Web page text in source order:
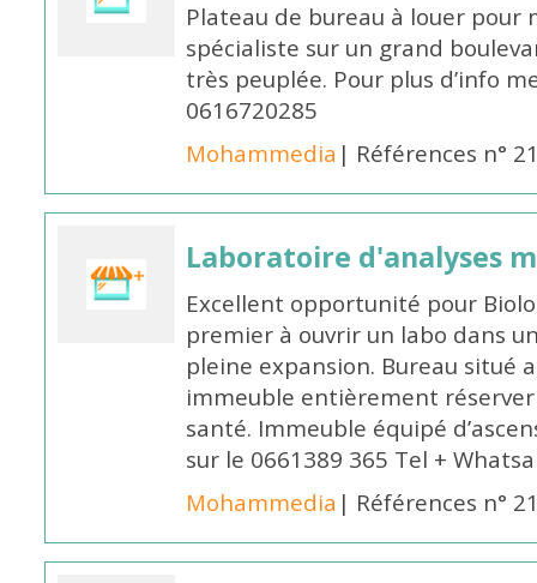
Plateau de bureau à louer pour
spécialiste sur un grand
très peuplée. Pour plus d’info
0616720285
Mohammedia | Références n°
Laboratoire d'analyses
Excellent opportunité pour
premier à ouvrir un labo dans
pleine expansion. Bureau situé
immeuble entièrement
santé. Immeuble équipé
sur le 0661389 365 Tel +
Mohammedia | Références n°